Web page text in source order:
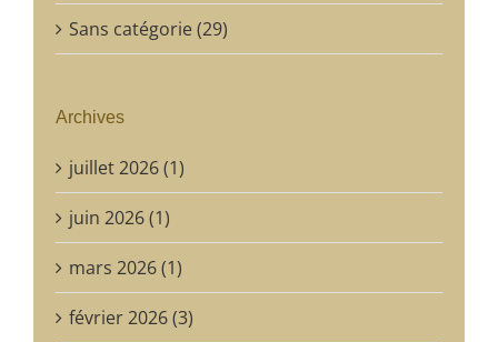
Sans catégorie (29)
Archives
juillet 2026 (1)
juin 2026 (1)
mars 2026 (1)
février 2026 (3)